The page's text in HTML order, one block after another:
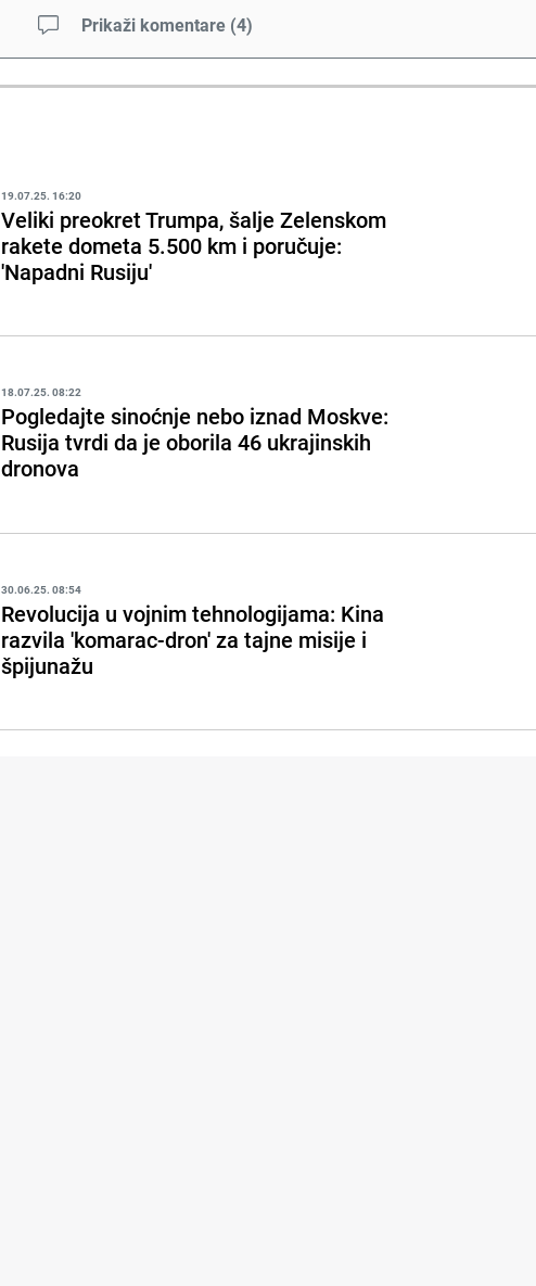
Prikaži komentare (4)
19.07.25. 16:20
Veliki preokret Trumpa, šalje Zelenskom
rakete dometa 5.500 km i poručuje:
'Napadni Rusiju'
18.07.25. 08:22
Pogledajte sinoćnje nebo iznad Moskve:
Rusija tvrdi da je oborila 46 ukrajinskih
dronova
30.06.25. 08:54
Revolucija u vojnim tehnologijama: Kina
razvila 'komarac-dron' za tajne misije i
špijunažu